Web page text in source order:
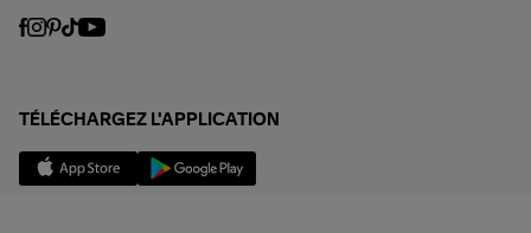
TÉLÉCHARGEZ L'APPLICATION